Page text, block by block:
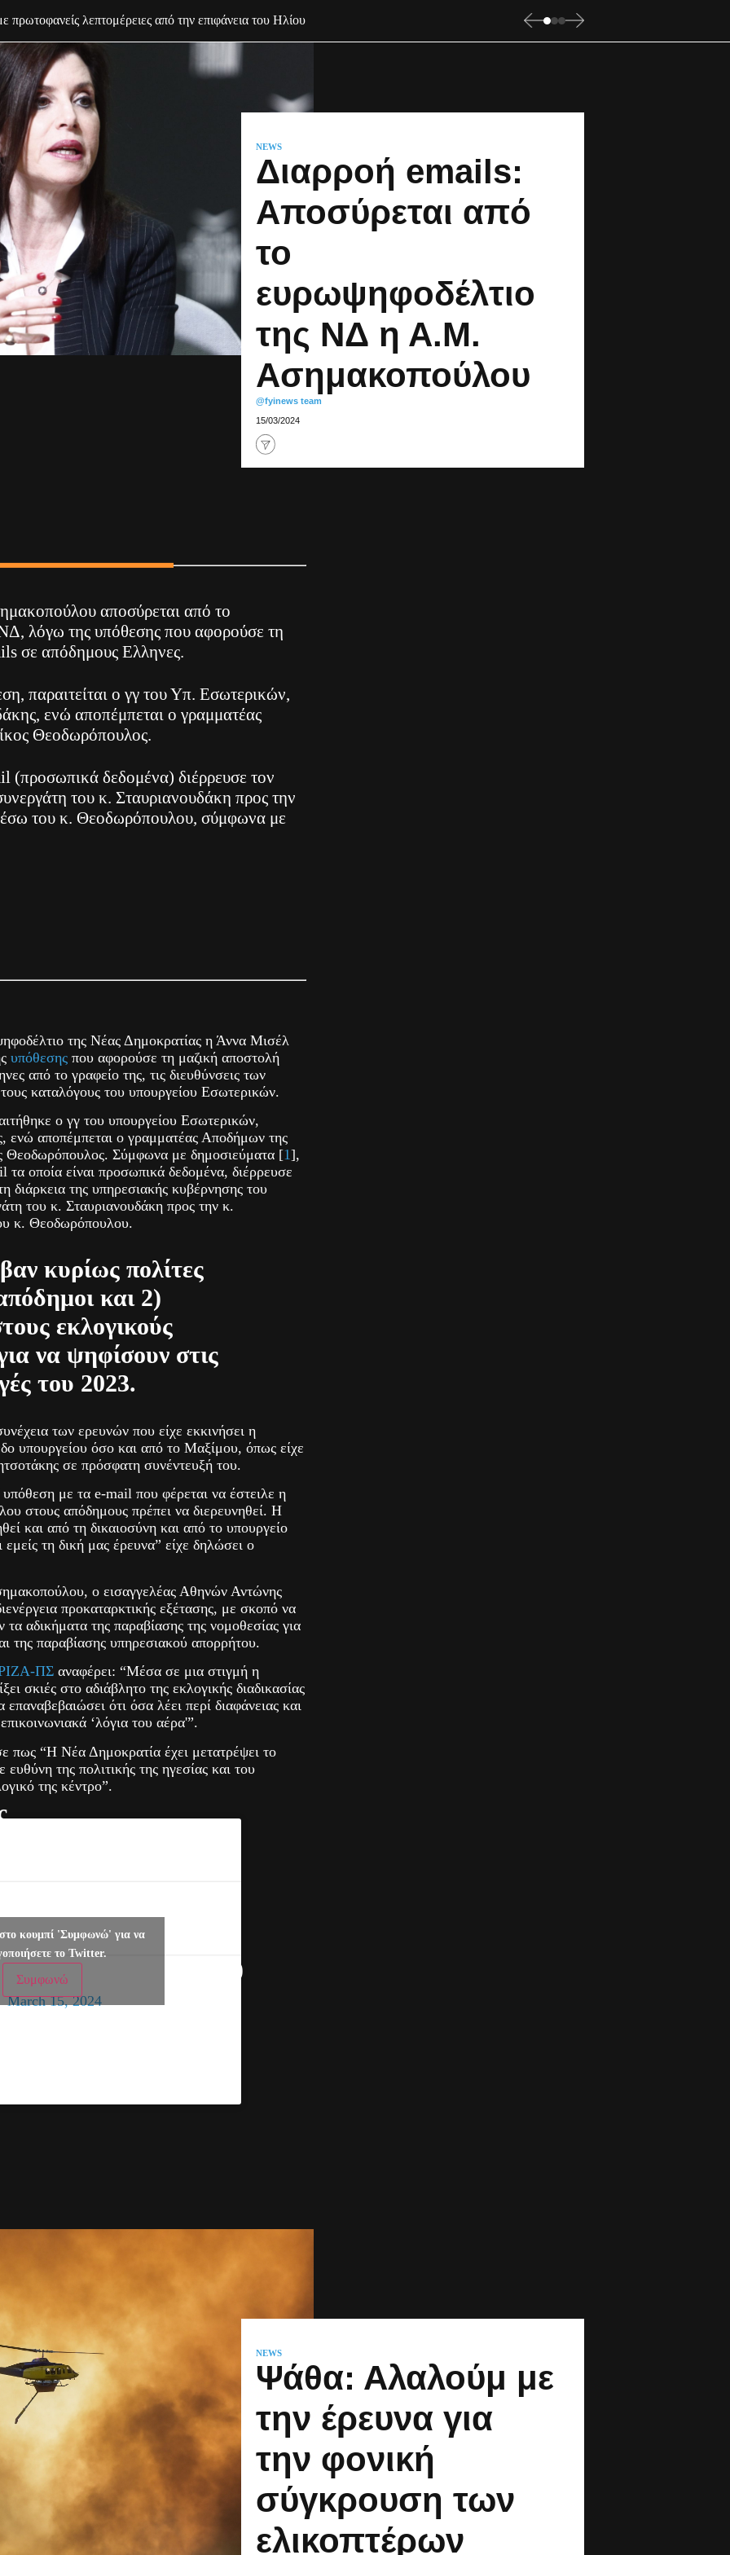
οι τακτικοί καπνιστές στην Ελλάδα
NEWS
Διαρροή emails:
Αποσύρεται από
το
ευρωψηφοδέλτιο
της ΝΔ η Α.Μ.
Ασημακοπούλου
@fyinews team
15/03/2024
αποσύρεται από το
λόγω της υπόθεσης που αφορούσε τη
σε απόδημους Ελληνες.
παραιτείται ο γγ του Υπ. Εσωτερικών,
ενώ αποπέμπεται ο γραμματέας
Θεοδωρόπουλος.
(προσωπικά δεδομένα) διέρρευσε τον
του κ. Σταυριανουδάκη προς την
του κ. Θεοδωρόπουλου, σύμφωνα με
της Νέας Δημοκρατίας η Άννα Μισέλ
υπόθεσης που αφορούσε τη μαζική αποστολή
από το γραφείο της, τις διευθύνσεις των
καταλόγους του υπουργείου Εσωτερικών.
ο γγ του υπουργείου Εσωτερικών,
ενώ αποπέμπεται ο γραμματέας Αποδήμων της
Θεοδωρόπουλος. Σύμφωνα με δημοσιεύματα [1],
τα οποία είναι προσωπικά δεδομένα, διέρρευσε
διάρκεια της υπηρεσιακής κυβέρνησης του
του κ. Σταυριανουδάκη προς την κ.
κ. Θεοδωρόπουλου.
κυρίως πολίτες
και 2)
εκλογικούς
να ψηφίσουν στις
του 2023.
των ερευνών που είχε εκκινήσει η
υπουργείου όσο και από το Μαξίμου, όπως είχε
σε πρόσφατη συνέντευξή του.
με τα e-mail που φέρεται να έστειλε η
στους απόδημους πρέπει να διερευνηθεί. Η
και από τη δικαιοσύνη και από το υπουργείο
τη δική μας έρευνα” είχε δηλώσει ο
ο εισαγγελέας Αθηνών Αντώνης
προκαταρκτικής εξέτασης, με σκοπό να
τα αδικήματα της παραβίασης της νομοθεσίας για
της παραβίασης υπηρεσιακού απορρήτου.
ΠΣ αναφέρει: “Μέσα σε μια στιγμή η
σκιές στο αδιάβλητο της εκλογικής διαδικασίας
ότι όσα λέει περί διαφάνειας και
‘λόγια του αέρα'”.
πως “Η Νέα Δημοκρατία έχει μετατρέψει το
της πολιτικής της ηγεσίας και του
της κέντρο”.
— Anna Michelle
Asimakopoulou MEP
(@AnnaAsimakopoul)
March 15, 2024
κουμπί 'Συμφωνώ' για να
το Twitter.
Συμφωνώ
NEWS
Ψάθα: Αλαλούμ με
την έρευνα για
την φονική
σύγκρουση των
ελικοπτέρων